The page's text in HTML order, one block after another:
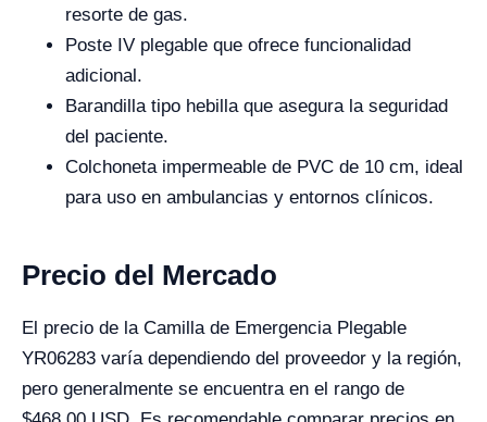
resorte de gas.
Poste IV plegable que ofrece funcionalidad
adicional.
Barandilla tipo hebilla que asegura la seguridad
del paciente.
Colchoneta impermeable de PVC de 10 cm, ideal
para uso en ambulancias y entornos clínicos.
Precio del Mercado
El precio de la Camilla de Emergencia Plegable
YR06283 varía dependiendo del proveedor y la región,
pero generalmente se encuentra en el rango de